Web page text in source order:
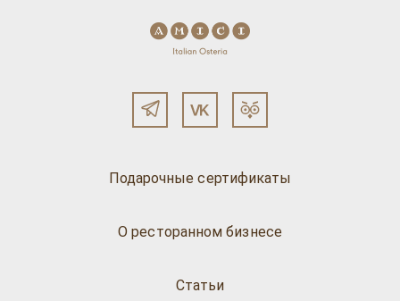
Подарочные сертификаты
О ресторанном бизнесе
Статьи